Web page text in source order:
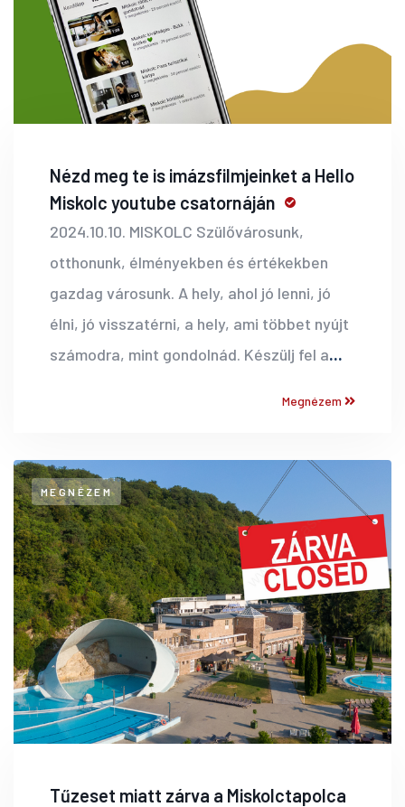
Nézd meg te is imázsfilmjeinket a Hello
Miskolc youtube csatornáján
2024.10.10. MISKOLC Szülővárosunk,
otthonunk, élményekben és értékekben
gazdag városunk. A hely, ahol jó lenni, jó
élni, jó visszatérni, a hely, ami többet nyújt
számodra, mint gondolnád. Készülj fel a...
Megnézem
MEGNÉZEM
Tűzeset miatt zárva a Miskolctapolca